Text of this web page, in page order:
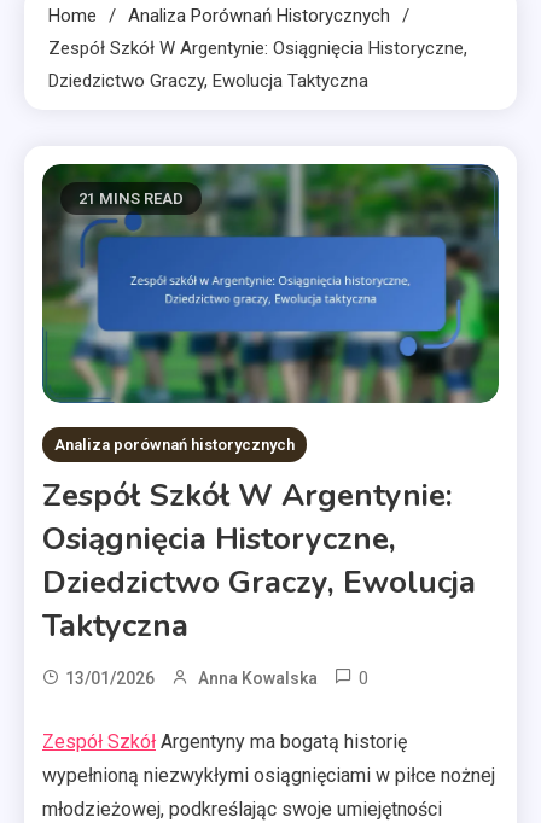
Home
Analiza Porównań Historycznych
Zespół Szkół W Argentynie: Osiągnięcia Historyczne,
Dziedzictwo Graczy, Ewolucja Taktyczna
21 MINS READ
Analiza porównań historycznych
Zespół Szkół W Argentynie:
Osiągnięcia Historyczne,
Dziedzictwo Graczy, Ewolucja
Taktyczna
13/01/2026 Anna Kowalska 0
Zespół Szkół Argentyny ma bogatą historię
wypełnioną niezwykłymi osiągnięciami w piłce nożnej
młodzieżowej, podkreślając swoje umiejętności